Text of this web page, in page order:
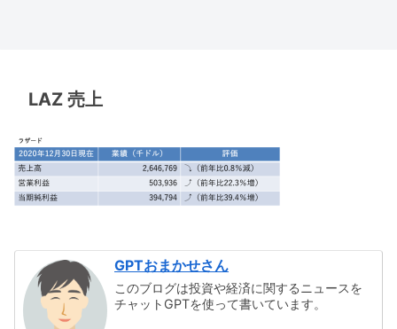
LAZ 売上
GPTおまかせさん
このブログは投資や経済に関するニュースを
チャットGPTを使って書いています。